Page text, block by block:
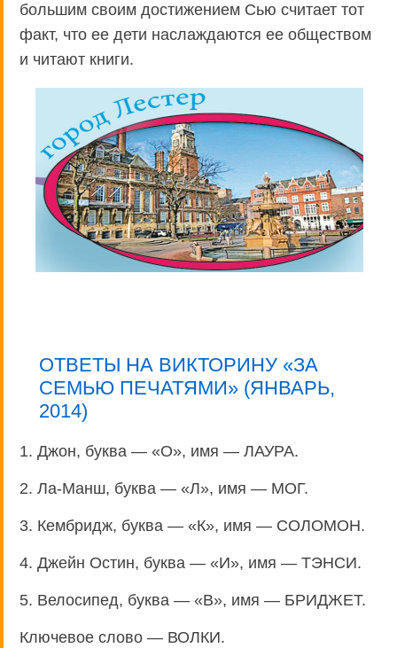
большим своим достижением Сью считает тот
факт, что ее дети наслаждаются ее обществом
и читают книги.
ОТВЕТЫ НА ВИКТОРИНУ «ЗА
СЕМЬЮ ПЕЧАТЯМИ» (ЯНВАРЬ,
2014)
1. Джон, буква — «О», имя — ЛАУРА.
2. Ла-Манш, буква — «Л», имя — МОГ.
3. Кембридж, буква — «К», имя — СОЛОМОН.
4. Джейн Остин, буква — «И», имя — ТЭНСИ.
5. Велосипед, буква — «В», имя — БРИДЖЕТ.
Ключевое слово — ВОЛКИ.